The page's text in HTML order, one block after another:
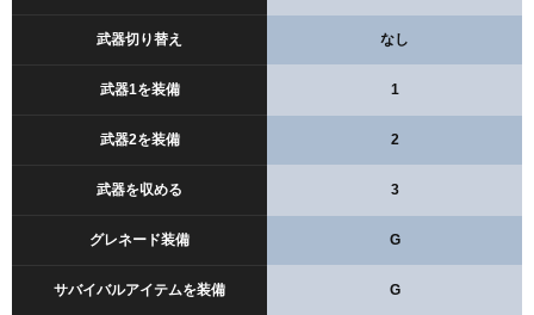
武器切り替え なし
武器1を装備 1
武器2を装備 2
武器を収める 3
グレネード装備 G
サバイバルアイテムを装備 G